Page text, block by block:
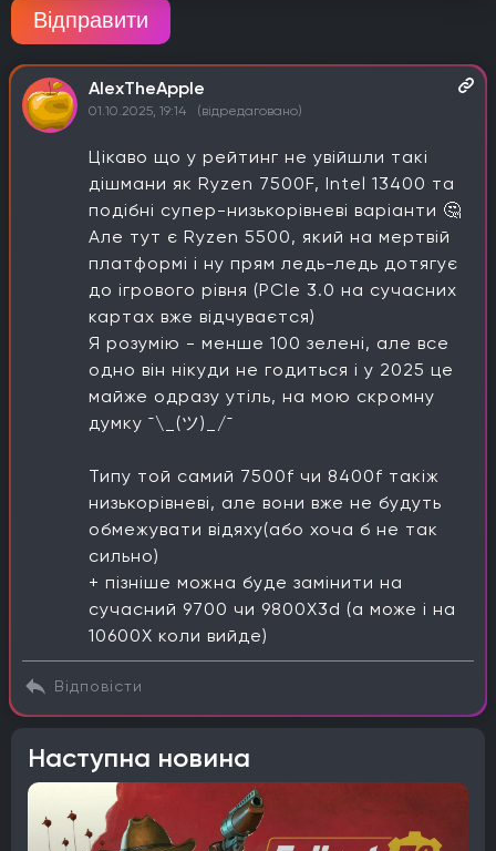
Відправити
AlexTheApple
01.10.2025, 19:14 (відредаговано)
Цікаво що у рейтинг не увійшли такі
дішмани як Ryzen 7500F, Intel 13400 та
подібні супер-низькорівневі варіанти 🤔
Але тут є Ryzen 5500, який на мертвій
платформі і ну прям ледь-ледь дотягує
до ігрового рівня (PCIe 3.0 на сучасних
картах вже відчуваєтся)
Я розумію - менше 100 зелені, але все
одно він нікуди не годиться і у 2025 це
майже одразу утіль, на мою скромну
думку ¯\_(ツ)_/¯
Типу той самий 7500f чи 8400f такіж
низькорівневі, але вони вже не будуть
обмежувати відяху(або хоча б не так
сильно)
+ пізніше можна буде замінити на
сучасний 9700 чи 9800X3d (а може і на
10600X коли вийде)
Відповісти
Наступна новина